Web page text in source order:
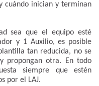
cuándo inician y terminan
sea que el equipo esté
y 1 Auxilio, es posible
tan reducida, no se
propongan otra. En todo
siempre que estén
por el LAJ.